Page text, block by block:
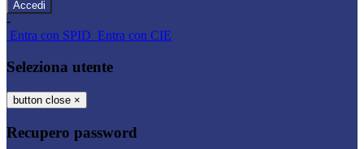
-
Entra con SPID Entra con CIE
Seleziona utente
button close ×
Recupero password